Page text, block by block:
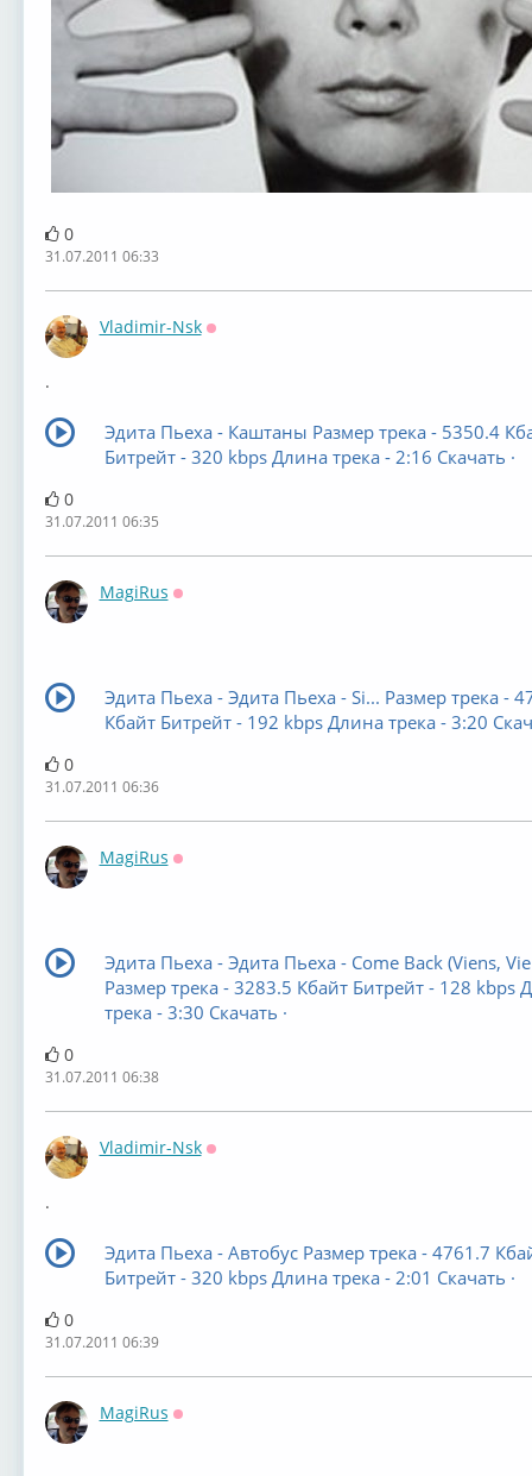
0
31.07.2011 06:33
Vladimir-Nsk
.
Эдита Пьеха - Каштаны Размер трека - 5350.4
Битрейт - 320 kbps Длина трека - 2:16 Скачать ·
0
31.07.2011 06:35
MagiRus
Эдита Пьеха - Эдита Пьеха - Si... Размер трека -
Кбайт Битрейт - 192 kbps Длина трека - 3:20
0
31.07.2011 06:36
MagiRus
Эдита Пьеха - Эдита Пьеха - Come Back (Viens,
Размер трека - 3283.5 Кбайт Битрейт - 128 kbps
трека - 3:30 Скачать ·
0
31.07.2011 06:38
Vladimir-Nsk
.
Эдита Пьеха - Автобус Размер трека - 4761.7
Битрейт - 320 kbps Длина трека - 2:01 Скачать ·
0
31.07.2011 06:39
MagiRus